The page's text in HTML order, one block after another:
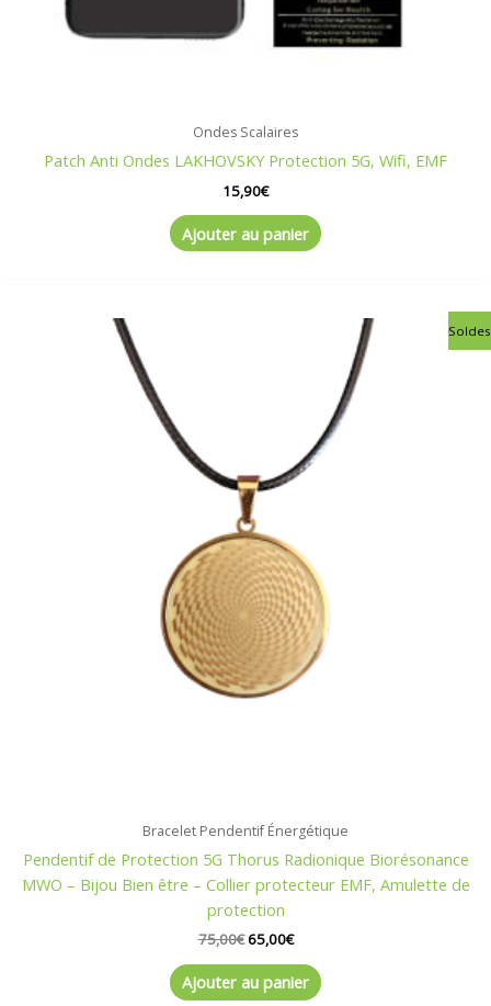
Ondes Scalaires
Patch Anti Ondes LAKHOVSKY Protection 5G, Wifi, EMF
15,90€
Ajouter au panier
Bracelet Pendentif Énergétique
Pendentif de Protection 5G Thorus Radionique Biorésonance
MWO – Bijou Bien être – Collier protecteur EMF, Amulette de
protection
75,00€65,00€
65,00€.
Ajouter au panier